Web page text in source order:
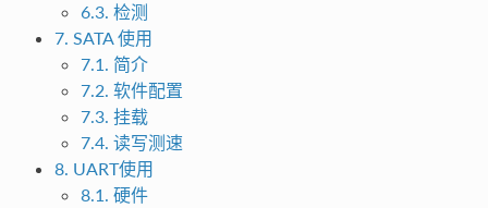
6.3. 检测
7. SATA 使用
7.1. 简介
7.2. 软件配置
7.3. 挂载
7.4. 读写测速
8. UART使用
8.1. 硬件